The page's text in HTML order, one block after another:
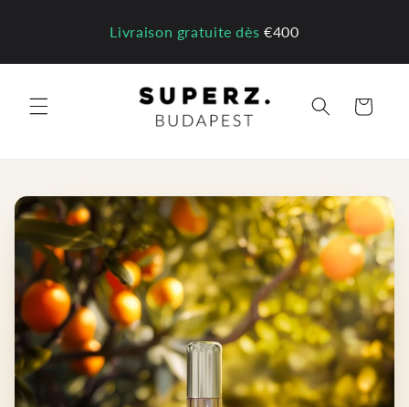
Livraison gratuite dès €400
Panier